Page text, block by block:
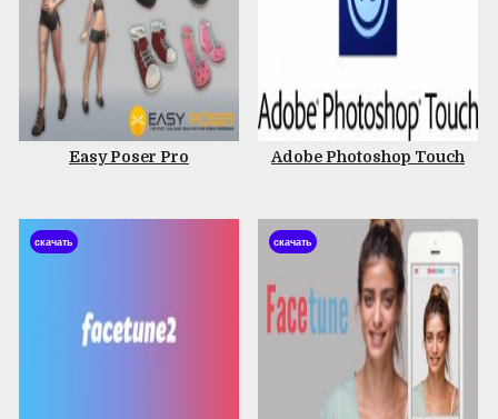
Easy Poser Pro Adobe Photoshop Touch
скачать скачать